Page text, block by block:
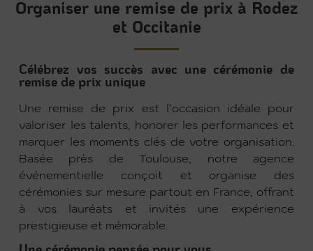
Organiser une remise de prix à Rodez
et Occitanie
Célébrez vos succès avec une cérémonie de
remise de prix unique
Une remise de prix est l’occasion idéale pour
valoriser les talents, honorer les performances et
marquer les moments clés de votre organisation.
Basée près de Toulouse, notre agence
événementielle conçoit et organise des
cérémonies sur mesure partout en France, offrant
à vos lauréats et invités une expérience
prestigieuse et mémorable.